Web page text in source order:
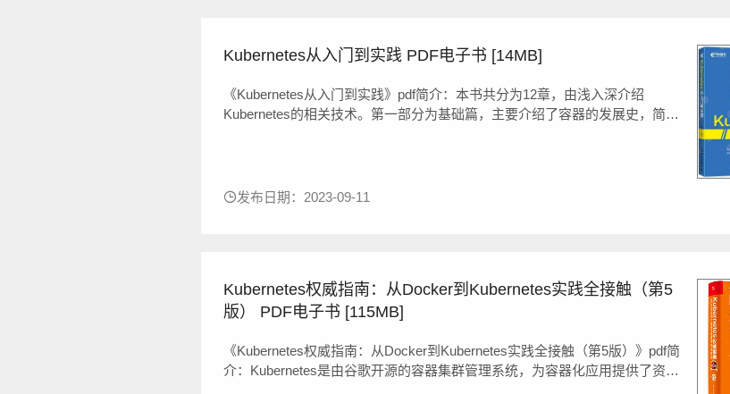
Kubernetes从入门到实践 PDF电子书 [14MB]
《Kubernetes从入门到实践》pdf简介：本书共分为12章，由浅入深介绍
Kubernetes的相关技术。第一部分为基础篇，主要介绍了容器的发展史，简单
发布日期：2023-09-11
Kubernetes权威指南：从Docker到Kubernetes实践全接触（第5
版） PDF电子书 [115MB]
《Kubernetes权威指南：从Docker到Kubernetes实践全接触（第5版）》pdf简
介：Kubernetes是由谷歌开源的容器集群管理系统，为容器化应用提供了资源